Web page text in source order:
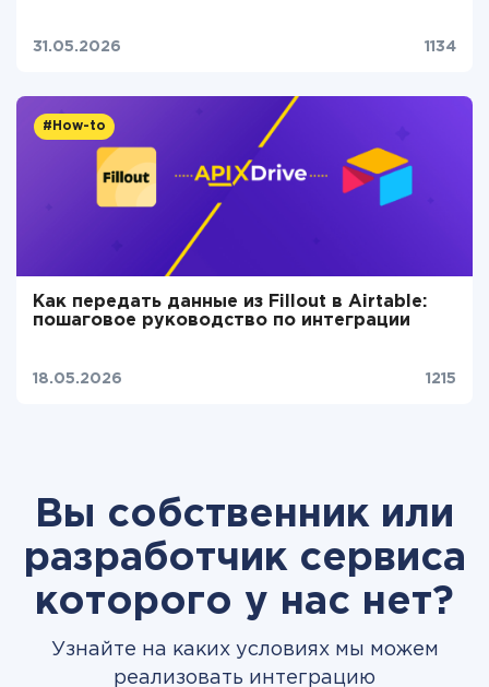
31.05.2026 1134
#How-to
Как передать данные из Fillout в Airtable:
пошаговое руководство по интеграции
18.05.2026 1215
Вы собственник или
разработчик сервиса
которого у нас нет?
Узнайте на каких условиях мы можем
реализовать интеграцию